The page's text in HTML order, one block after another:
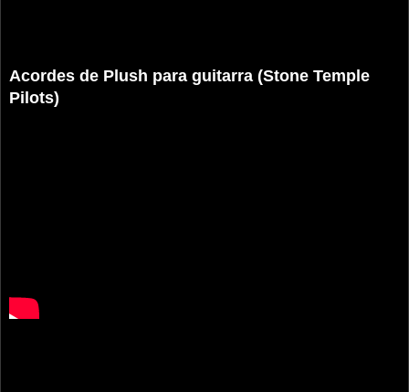
Acordes de Plush para guitarra (Stone Temple
Pilots)